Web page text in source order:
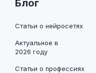
Блог
Статьи о нейросетях
Актуальное в
2026 году
Статьи о профессиях